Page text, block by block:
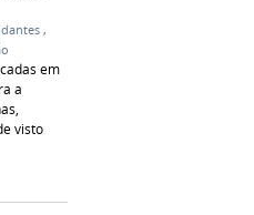
,
em
a
visto